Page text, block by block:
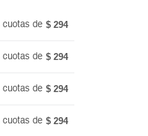
cuotas de $ 294
cuotas de $ 294
cuotas de $ 294
cuotas de $ 294